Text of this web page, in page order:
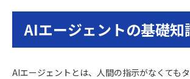
AIエージェントの基礎知
AIエージェントとは、人間の指示がなくても